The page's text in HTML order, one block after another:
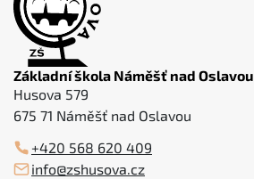
Základní škola Náměšť nad Oslavou
Husova 579
675 71 Náměšť nad Oslavou
+420 568 620 409
info@zshusova.cz